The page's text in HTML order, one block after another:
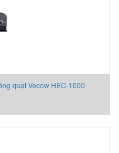
quạt Vecow HEC-1000